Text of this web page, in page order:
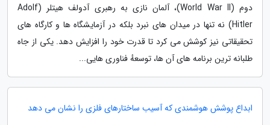
دوم (World War II)، آلمان نازی به رهبری آدولف هیتلر (Adolf
Hitler) نه تنها در میدان های نبرد بلکه در آزمایشگاه ها و کارگاه های
تحقیقاتی نیز کوشش می کرد تا قدرت خود را افزایش دهد. یکی از جاه
طلبانه ترین برنامه های آن ها، توسعهٔ فناوری هایی...
ابداع پوشش هوشمندی که آسیب ساختارهای فلزی را نشان می دهد